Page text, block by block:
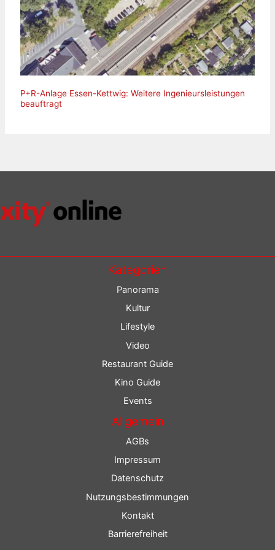
P+R-Anlage Essen-Kettwig: Weitere Ingenieursleistungen
beauftragt
Kategorien
Panorama
Kultur
Lifestyle
Video
Restaurant Guide
Kino Guide
Events
Allgemein
AGBs
Impressum
Datenschutz
Nutzungsbestimmungen
Kontakt
Barrierefreiheit